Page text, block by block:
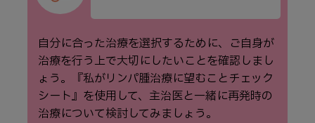
自分に合った治療を選択するために、ご⾃⾝が
治療を⾏う上で⼤切にしたいことを確認しまし
ょう。『私がリンパ腫治療に望むことチェック
シート』を使⽤して、主治医と⼀緒に再発時の
治療について検討してみましょう。